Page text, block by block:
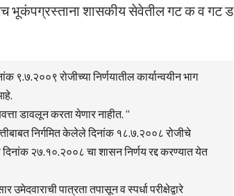
भूकंपग्रस्ताना शासकीय सेवेतील गट क व गट ड
रोजीच्या निर्णयातील कार्यान्वयीन भाग
डावलून करता येणार नाहीत. “
निर्गमित केलेले दिनांक १८.७.२००८ रोजीचे
२७.१०.२००८ चा शासन निर्णय रद्द करण्यात येत
पात्रता तपासून व स्पर्धा परीक्षेद्वारे